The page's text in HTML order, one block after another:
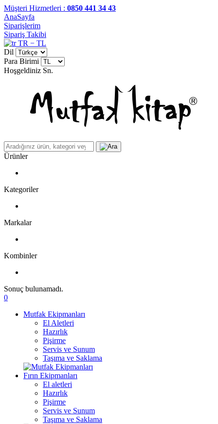
Müşteri Hizmetleri : 0850 441 34 43
AnaSayfa
Siparişlerim
Sipariş Takibi
TR − TL
Dil
Para Birimi
Hoşgeldiniz Sn.
Ürünler
Kategoriler
Markalar
Kombinler
Sonuç bulunamadı.
0
Mutfak Ekipmanları
El Aletleri
Hazırlık
Pişirme
Servis ve Sunum
Taşıma ve Saklama
Fırın Ekipmanları
El aletleri
Hazırlık
Pişirme
Servis ve Sunum
Taşıma ve Saklama